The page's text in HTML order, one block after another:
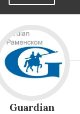
Guardian